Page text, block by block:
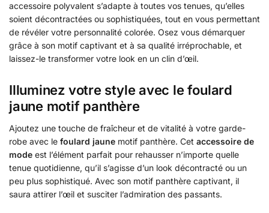
accessoire polyvalent s’adapte à toutes vos tenues, qu’elles
soient décontractées ou sophistiquées, tout en vous permettant
de révéler votre personnalité colorée. Osez vous démarquer
grâce à son motif captivant et à sa qualité irréprochable, et
laissez-le transformer votre look en un clin d’œil.
Illuminez votre style avec le foulard
jaune motif panthère
Ajoutez une touche de fraîcheur et de vitalité à votre garde-
robe avec le foulard jaune motif panthère. Cet accessoire de
mode est l’élément parfait pour rehausser n’importe quelle
tenue quotidienne, qu’il s’agisse d’un look décontracté ou un
peu plus sophistiqué. Avec son motif panthère captivant, il
saura attirer l’œil et susciter l’admiration des passants.